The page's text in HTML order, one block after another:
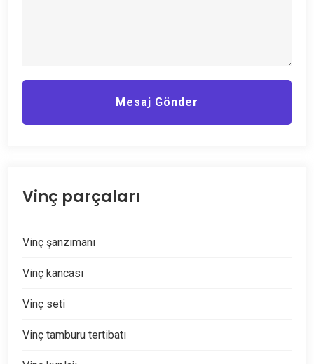
Mesaj Gönder
Vinç parçaları
Vinç şanzımanı
Vinç kancası
Vinç seti
Vinç tamburu tertibatı